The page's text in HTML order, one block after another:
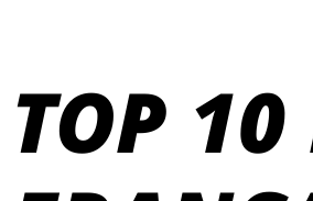
TOP 10